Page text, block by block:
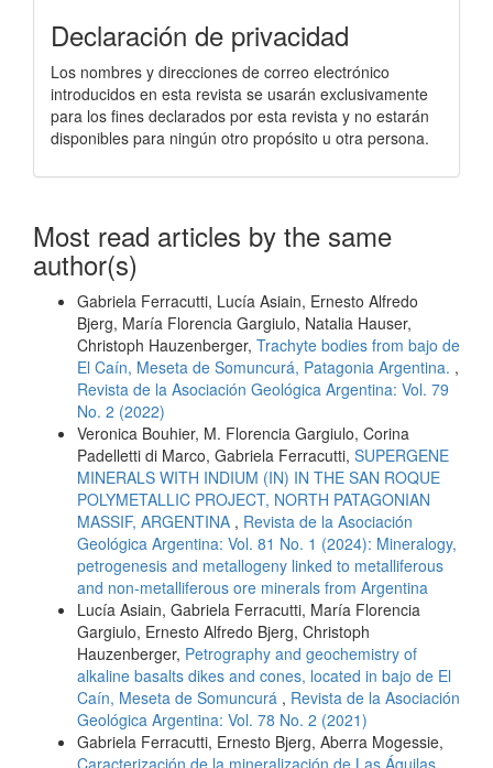
Declaración de privacidad
Los nombres y direcciones de correo electrónico
introducidos en esta revista se usarán exclusivamente
para los fines declarados por esta revista y no estarán
disponibles para ningún otro propósito u otra persona.
Most read articles by the same
author(s)
Gabriela Ferracutti, Lucía Asiain, Ernesto Alfredo
Bjerg, María Florencia Gargiulo, Natalia Hauser,
Christoph Hauzenberger, Trachyte bodies from bajo de
El Caín, Meseta de Somuncurá, Patagonia Argentina. ,
Revista de la Asociación Geológica Argentina: Vol. 79
No. 2 (2022)
Veronica Bouhier, M. Florencia Gargiulo, Corina
Padelletti di Marco, Gabriela Ferracutti, SUPERGENE
MINERALS WITH INDIUM (IN) IN THE SAN ROQUE
POLYMETALLIC PROJECT, NORTH PATAGONIAN
MASSIF, ARGENTINA , Revista de la Asociación
Geológica Argentina: Vol. 81 No. 1 (2024): Mineralogy,
petrogenesis and metallogeny linked to metalliferous
and non-metalliferous ore minerals from Argentina
Lucía Asiain, Gabriela Ferracutti, María Florencia
Gargiulo, Ernesto Alfredo Bjerg, Christoph
Hauzenberger, Petrography and geochemistry of
alkaline basalts dikes and cones, located in bajo de El
Caín, Meseta de Somuncurá , Revista de la Asociación
Geológica Argentina: Vol. 78 No. 2 (2021)
Gabriela Ferracutti, Ernesto Bjerg, Aberra Mogessie,
Caracterización de la mineralización de Las Águilas